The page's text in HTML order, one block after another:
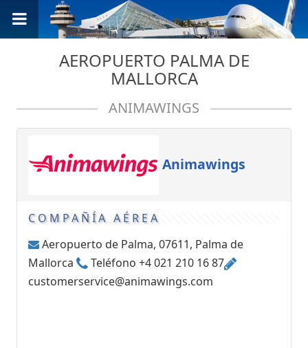
AEROPUERTO PALMA DE
MALLORCA
ANIMAWINGS
Animawings
COMPAÑÍA AÉREA
Aeropuerto de Palma, 07611, Palma de
Mallorca
Teléfono +4 021 210 16 87
customerservice@animawings.com